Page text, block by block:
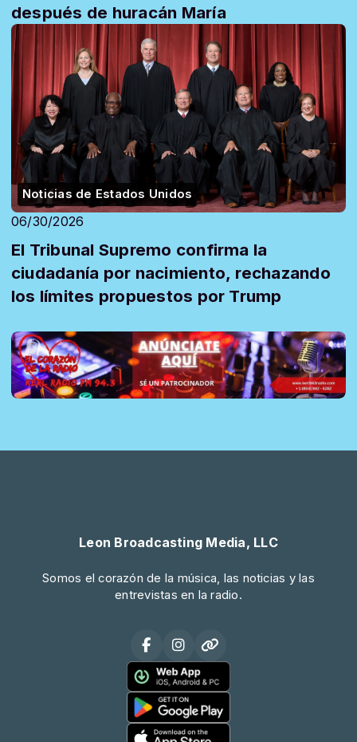
después de huracán María
Noticias de Estados Unidos
06/30/2026
El Tribunal Supremo confirma la
ciudadanía por nacimiento, rechazando
los límites propuestos por Trump
Leon Broadcasting Media, LLC
Somos el corazón de la música, las noticias y las
entrevistas en la radio.